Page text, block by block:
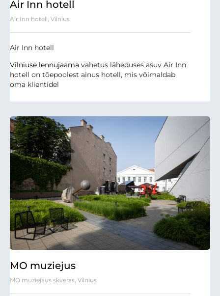
Air Inn hotell
Air Inn hotell, Vilnius
Air Inn hotell
Vilniuse lennujaama vahetus läheduses asuv Air Inn
hotell on tõepoolest ainus hotell, mis võimaldab
oma klientidel
MO muziejus
MO muziejaus skveras, Vilnius